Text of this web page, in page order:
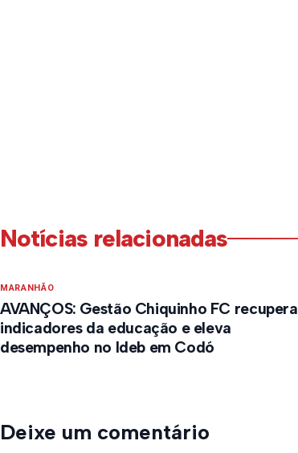
Notícias relacionadas
MARANHÃO
AVANÇOS: Gestão Chiquinho FC recupera
indicadores da educação e eleva
desempenho no Ideb em Codó
Deixe um comentário